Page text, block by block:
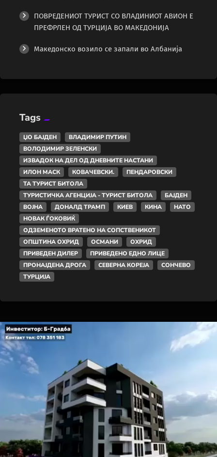
ПОВРЕДЕНИОТ ТУРИСТ СО ВЛАДИНИОТ АВИОН Е
ПРЕФРЛЕН ОД ТУРЦИЈА ВО МАКЕДОНИЈА
Македонско возило се запали во Албанија
Tags
ЏО БАЈДЕН
ВЛАДИМИР ПУТИН
ВОЛОДИМИР ЗЕЛЕНСКИ
ИЗВАДОК НА ДЕЛ ОД ДНЕВНИТЕ НАСТАНИ
ИЛОН МАСК
КОВАЧЕВСКИ.
ПЕНДАРОВСКИ
ТА ТУРИСТ БИТОЛА
ТУРИСТИЧКА АГЕНЦИЈА - ТУРИСТ БИТОЛА
БАЈДЕН
ВОЈНА
ДОНАЛД ТРАМП КИЕВ КИНА
НАТО
НОВАК ЃОКОВИЌ
ОДЗЕМЕНОТО ВРАТЕНО НА СОПСТВЕНИКОТ
ОПШТИНА ОХРИД
ОСМАНИ
ОХРИД
ПРИВЕДЕН ДИЛЕР
ПРИВЕДЕНО ЕДНО ЛИЦЕ
ПРОНАЈДЕНА ДРОГА
СЕВЕРНА КОРЕЈА
СОНЧЕВО
ТУРЦИЈА